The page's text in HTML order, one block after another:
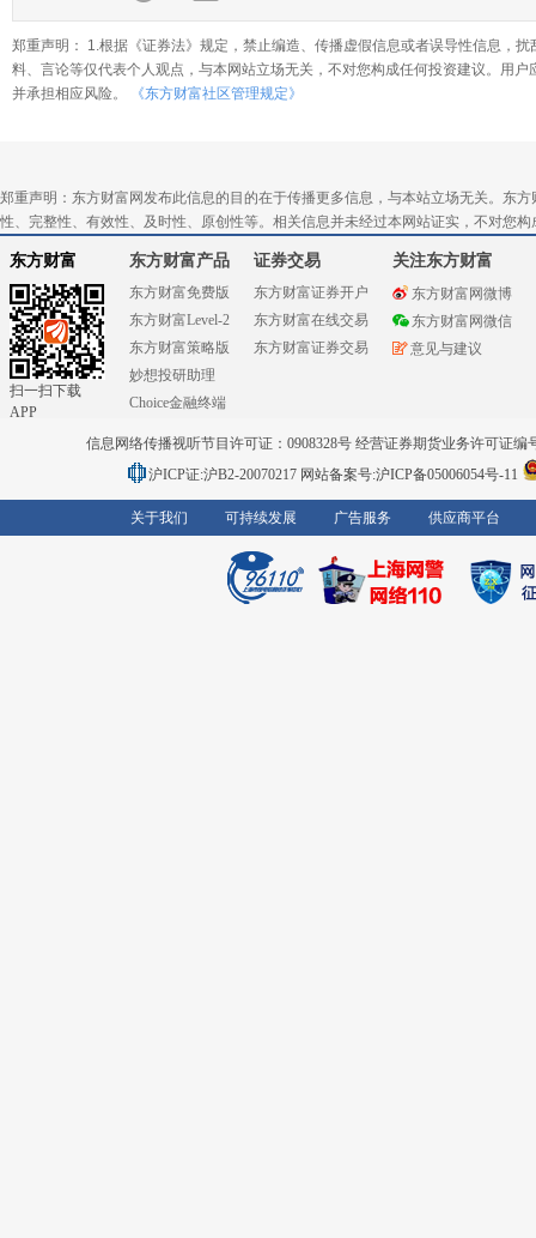
郑重声明： 1.根据《证券法》规定，禁止编造、传播虚假信息或者误导性信息，
料、言论等仅代表个人观点，与本网站立场无关，不对您构成任何投资建议。用
并承担相应风险。
《东方财富社区管理规定》
郑重声明：东方财富网发布此信息的目的在于传播更多信息，与本站立场无关。东
性、完整性、有效性、及时性、原创性等。相关信息并未经过本网站证实，不对您
东方财富
扫一扫下载
APP
东方财富产品
东方财富免费版
东方财富Level-2
东方财富策略版
妙想投研助理
Choice金融终端
证券交易
东方财富证券开户
东方财富在线交易
东方财富证券交易
关注东方财富
东方财富网微博
东方财富网微信
意见与建议
信息网络传播视听节目许可证：0908328号 经营证券期货业务许可证编
沪ICP证:沪B2-20070217 网站备案号:沪ICP备05006054号-11
关于我们 可持续发展 广告服务 供应商平台